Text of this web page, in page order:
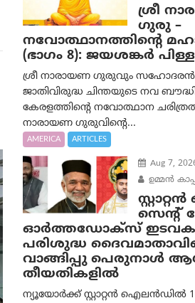
ശ്രീ
ഗുരു –
നവോത്ഥാനത്തിന്റെ
(ഭാഗം 8): ജയശങ്കര്‍ പിള്ള
ശ്രീ നാരായണ ഗുരുവും സഹോദരൻ
ജാതിവിരുദ്ധ ചിന്തയുടെ നവ
കേരളത്തിന്റെ നവോത്ഥാന
നാരായണ ഗുരുവിന്റെ...
AMERICA ARTICLES
Aug 7,
ഉമ്മന്‍
സെന്റ്
ഓർത്തഡോക്സ്
പരിശുദ്ധ
വാങ്ങിപ്പു പെരുനാൾ
തീയതികളിൽ
ന്യൂയോർക്ക് സ്റ്റാറ്റൻ ഐലൻഡിൽ